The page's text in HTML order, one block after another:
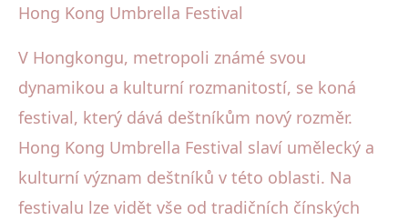
Hong Kong Umbrella Festival
V Hongkongu, metropoli známé svou
dynamikou a kulturní rozmanitostí, se koná
festival, který dává deštníkům nový rozměr.
Hong Kong Umbrella Festival slaví umělecký a
kulturní význam deštníků v této oblasti. Na
festivalu lze vidět vše od tradičních čínských